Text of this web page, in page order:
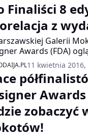
Finaliści 8
z
Galerii
Awards (FDA)
wzbudziły pokazy
nie jedyny punkt
przez
11 kwietnia 2016,
zobaczyć